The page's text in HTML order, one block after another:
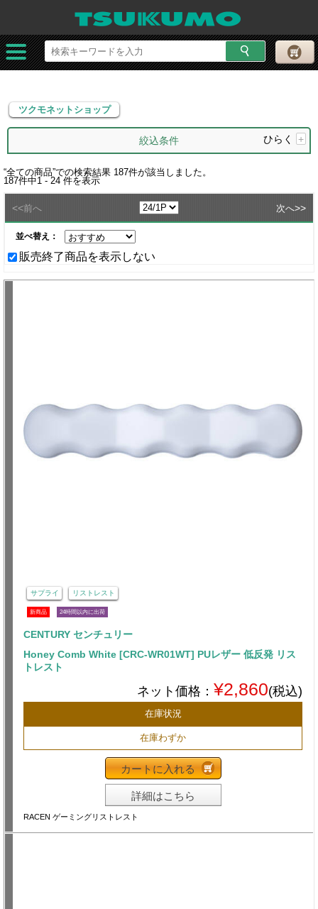
ツクモネットショップ
ツクモネットショップ
絞込条件 ひらく +
“全ての商品”での検索結果 187件が該当しました。
187件中1 - 24 件を表示
<<前へ 次へ>>
並べ替え：
販売終了商品を表示しない
サプライ リストレスト
新商品 24時間以内に出荷
CENTURY センチュリー
Honey Comb White [CRC-WR01WT] PUレザー 低反発 リス
トレスト
ネット価格： ¥2,860(税込)
在庫状況
在庫わずか
カートに入れる
詳細はこちら
RACEN ゲーミングリストレスト